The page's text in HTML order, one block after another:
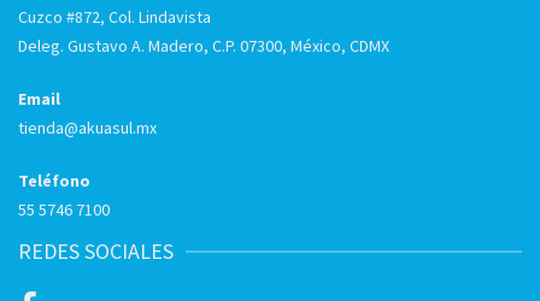
Cuzco #872, Col. Lindavista
Deleg. Gustavo A. Madero, C.P. 07300, México, CDMX
Email
tienda@akuasul.mx
Teléfono
55 5746 7100
REDES SOCIALES